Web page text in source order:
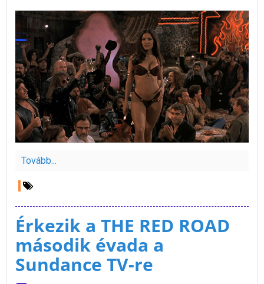
Tovább...
Érkezik a THE RED ROAD
második évada a
Sundance TV-re